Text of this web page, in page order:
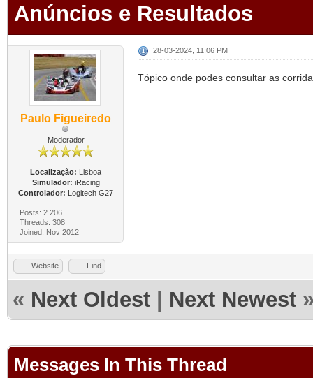
Anúncios e Resultados
Paulo Figueiredo
Moderador
Localização: Lisboa
Simulador: iRacing
Controlador: Logitech G27
Posts: 2.206
Threads: 308
Joined: Nov 2012
28-03-2024, 11:06 PM
Tópico onde podes consultar as
Website Find
« Next Oldest Next Newest
Messages In This Thread